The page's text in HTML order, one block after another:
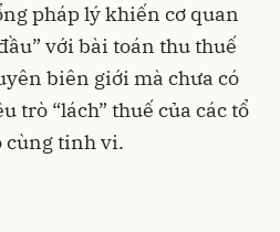
pháp lý khiến cơ quan
với bài toán thu thuế
biên giới mà chưa có
trò “lách” thuế của các tổ
cùng tinh vi.